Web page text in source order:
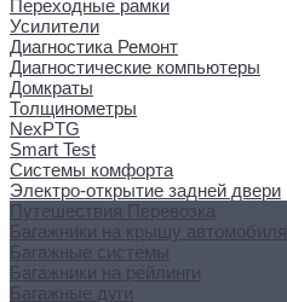
Переходные рамки
Усилители
Диагностика Ремонт
Диагностические компьютеры
Домкраты
Толщинометры
NexPTG
Smart Test
Системы комфорта
Электро-открытие задней двери
Путешествия Перевозка
Багажники на крышу автомобиля
Багажные системы
Багажники на рейлинги
Багажные дуги